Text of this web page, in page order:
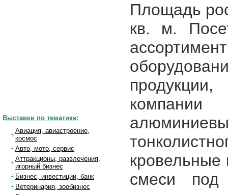
Площадь
кв. м.
продукции,
смеси под
Выставки по тематике:
Авиация, авиастроение,
космос
Авто, мото, сервис
Аттракционы, развлечения,
игорный бизнес
Бизнес, инвестиции, банк
Ветеринария, зообизнес